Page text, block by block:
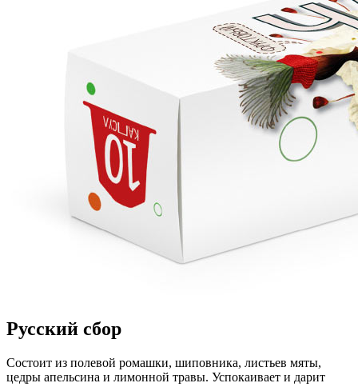
Русский сбор
Состоит из полевой ромашки, шиповника, листьев мяты,
цедры апельсина и лимонной травы. Успокаивает и дарит